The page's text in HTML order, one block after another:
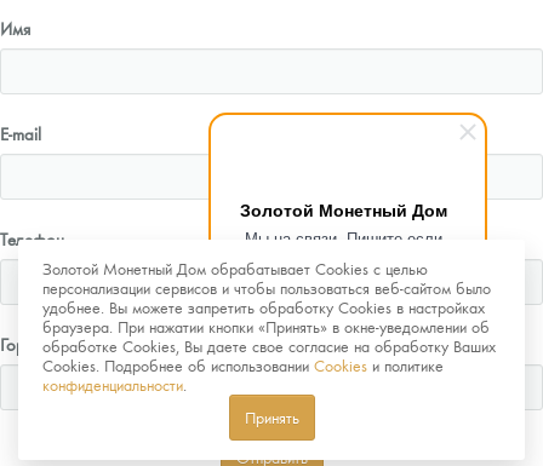
Золотой Монетный Дом
Мы на связи. Пишите если
возникнут любые вопросы.
Рады помочь.
Золотой Монетный Дом обрабатывает Cookies с целью
персонализации сервисов и чтобы пользоваться веб-сайтом было
удобнее. Вы можете запретить обработку Cookies в настройках
браузера. При нажатии кнопки «Принять» в окне-уведомлении об
обработке Cookies, Вы даете свое согласие на обработку Ваших
Cookies. Подробнее об использовании Cookies и политике
конфиденциальности
Принять
Имя
E-mail
Телефон
Город
Отправить